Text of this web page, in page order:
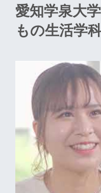
愛知学泉大
もの生活学